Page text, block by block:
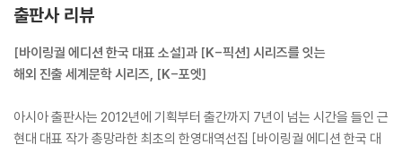
a cloth to wet my mouth and lave my forehead, who smiled to
hide their concern, were people poorer than me. When I was t
urned out of house and home, those who took me in and put
me up were people with nothing much going on. When I was h
ungry, those who fed me were people who do not read thick
books like the Buddhist code or the Bible or a writer’s complet
출판사 리뷰
[바이링궐 에디션 한국 대표 소설]과 [K-픽션] 시리즈를 잇는
해외 진출 세계문학 시리즈, [K-포엣]
아시아 출판사는 2012년에 기획부터 출간까지 7년이 넘는 시간을 들인 근
현대 대표 작가 총망라한 최초의 한영대역선집 [바이링궐 에디션 한국 대